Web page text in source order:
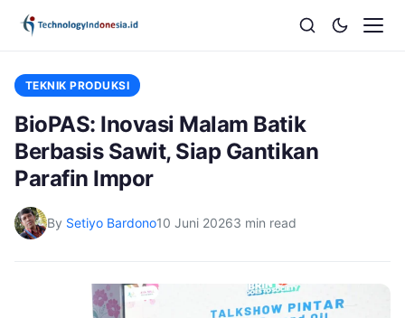
TEKNIK PRODUKSI
BioPAS: Inovasi Malam Batik
Berbasis Sawit, Siap Gantikan
Parafin Impor
By Setiyo Bardono10 Juni 20263 min read